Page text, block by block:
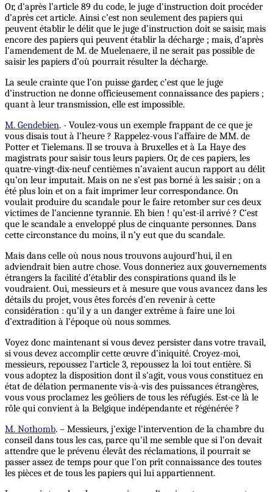
Or, d'après l’article 89 du code, le juge d'instruction doit procéder
d’après cet article. Ainsi c’est non seulement des papiers qui
peuvent établir le délit que le juge d’instruction doit se saisir, mais
encore des papiers qui peuvent établir la décharge ; mais, d’après
l’amendement de M. de Muelenaere, il ne serait pas possible de
saisir les papiers d’où pourrait résulter la décharge.
La seule crainte que l’on puisse garder, c’est que le juge
d’instruction ne donne officieusement connaissance des papiers ;
quant à leur transmission, elle est impossible.
M. Gendebien. - Voulez-vous un exemple frappant de ce que je
vous disais tout à l’heure ? Rappelez-vous l’affaire de MM. de
Potter et Tielemans. Il se trouva à Bruxelles et à La Haye des
magistrats pour saisir tous leurs papiers. Or, de ces papiers, les
quatre-vingt-dix-neuf centièmes n’avaient aucun rapport au délit
qu’on leur imputait. Mais on ne s’est pas borné à les saisir ; on a
été plus loin et on a fait imprimer leur correspondance. On
voulait produire du scandale pour le faire retomber sur ces deux
victimes de l’ancienne tyrannie. Eh bien ! qu’est-il arrivé ? C’est
que le scandale a enveloppé plus de cinquante personnes. Dans
cette circonstance du moins, il n’y eut que du scandale.
Mais dans celle où nous nous trouvons aujourd’hui, il en
adviendrait bien autre chose. Vous donneriez aux gouvernements
étrangers la facilité d’établir des conspirations quand ils le
voudraient. Oui, messieurs et à mesure que vous avancez dans les
détails du projet, vous êtes forcés d'en revenir à cette
considération : qu'il y a un danger extrême à faire une loi
d’extradition à l’époque où nous sommes.
Voyez donc maintenant si vous devez persister dans votre travail,
si vous devez accomplir cette œuvre d’iniquité. Croyez-moi,
messieurs, repoussez l’article 3, repoussez la loi tout entière. Si
vous adoptez la disposition dont il s'agit, vous vous constituez en
état de délation permanente vis-à-vis des puissances étrangères,
vous vous proclamez les geôliers de tous les réfugiés. Est-ce là le
rôle qui convient à la Belgique indépendante et régénérée ?
M. Nothomb. – Messieurs, j'exige l'intervention de la chambre du
conseil dans tous les cas, parce qu'il me semble que si l'on devait
attendre que le prévenu élevât des réclamations, il pourrait se
passer assez de temps pour que l'on prît connaissance des toutes
les pièces et de tous les papiers qui lui appartiennent.